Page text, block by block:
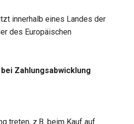
innerhalb eines Landes der
des Europäischen
Zahlungsabwicklung
treten, z.B. beim Kauf auf